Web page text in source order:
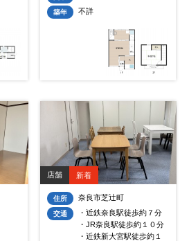
築年 不詳
店舗 新着
住所 奈良市芝辻町
交通
・近鉄奈良駅徒歩約７分
・JR奈良駅徒歩約１０分
・近鉄新大宮駅徒歩約１